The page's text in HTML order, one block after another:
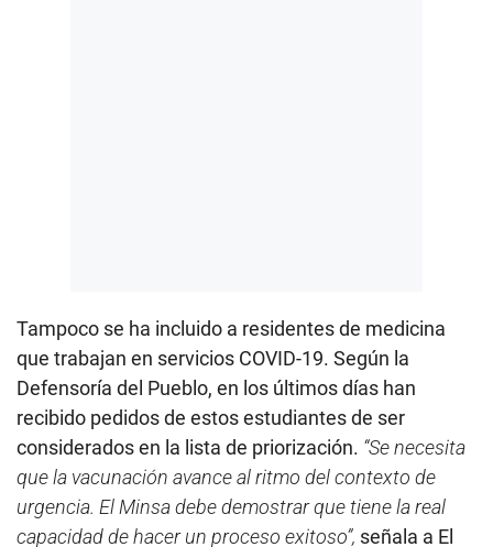
Tampoco se ha incluido a residentes de medicina
que trabajan en servicios COVID-19. Según la
Defensoría del Pueblo, en los últimos días han
recibido pedidos de estos estudiantes de ser
considerados en la lista de priorización. “Se necesita
que la vacunación avance al ritmo del contexto de
urgencia. El Minsa debe demostrar que tiene la real
capacidad de hacer un proceso exitoso”, señala a El